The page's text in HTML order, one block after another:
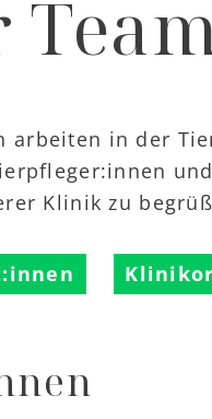
arbeiten in der
Klinik zu